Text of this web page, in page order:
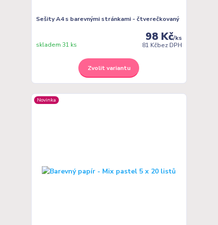
Sešity A4 s barevnými stránkami - čtverečkovaný
98 Kč/ks
81 Kčbez DPH
skladem 31 ks
Zvolit variantu
Novinka